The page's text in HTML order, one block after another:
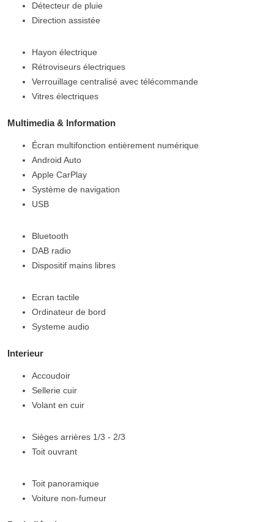
Détecteur de pluie
Direction assistée
Hayon électrique
Rétroviseurs électriques
Verrouillage centralisé avec télécommande
Vitres électriques
Multimedia & Information
Écran multifonction entièrement numérique
Android Auto
Apple CarPlay
Système de navigation
USB
Bluetooth
DAB radio
Dispositif mains libres
Ecran tactile
Ordinateur de bord
Systeme audio
Interieur
Accoudoir
Sellerie cuir
Volant en cuir
Sièges arrières 1/3 - 2/3
Toit ouvrant
Toit panoramique
Voiture non-fumeur